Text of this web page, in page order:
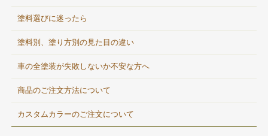
塗料選びに迷ったら
塗料別、塗り方別の見た目の違い
車の全塗装が失敗しないか不安な方へ
商品のご注文方法について
カスタムカラーのご注文について